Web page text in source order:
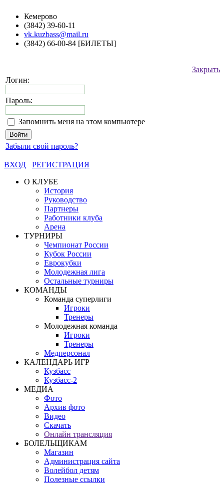
Кемерово
(3842) 39-60-11
vk.kuzbass@mail.ru
(3842) 66-00-84 [БИЛЕТЫ]
Закрыть
Логин:
Пароль:
Запомнить меня на этом компьютере
Забыли свой пароль?
ВХОД
РЕГИСТРАЦИЯ
О КЛУБЕ
История
Руководство
Партнеры
Работники клуба
Арена
ТУРНИРЫ
Чемпионат России
Кубок России
Еврокубки
Молодежная лига
Остальные турниры
КОМАНДЫ
Команда суперлиги
Игроки
Тренеры
Молодежная команда
Игроки
Тренеры
Медперсонал
КАЛЕНДАРЬ ИГР
Кузбасс
Кузбасс-2
МЕДИА
Фото
Архив фото
Видео
Скачать
Онлайн трансляция
БОЛЕЛЬЩИКАМ
Магазин
Администрация сайта
Волейбол детям
Полезные ссылки